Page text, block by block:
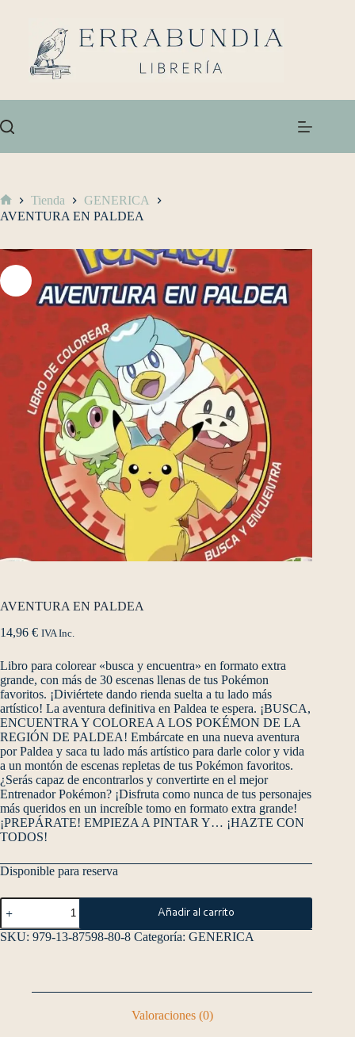
Tienda
GENERICA
AVENTURA EN PALDEA
AVENTURA EN PALDEA
14,96 € IVA Inc.
Libro para colorear «busca y encuentra» en formato extra
grande, con más de 30 escenas llenas de tus Pokémon
favoritos. ¡Diviértete dando rienda suelta a tu lado más
artístico! La aventura definitiva en Paldea te espera. ¡BUSCA,
ENCUENTRA Y COLOREA A LOS POKÉMON DE LA
REGIÓN DE PALDEA! Embárcate en una nueva aventura
por Paldea y saca tu lado más artístico para darle color y vida
a un montón de escenas repletas de tus Pokémon favoritos.
¿Serás capaz de encontrarlos y convertirte en el mejor
Entrenador Pokémon? ¡Disfruta como nunca de tus personajes
más queridos en un increíble tomo en formato extra grande!
¡PREPÁRATE! EMPIEZA A PINTAR Y… ¡HAZTE CON
TODOS!
Disponible para reserva
Añadir al carrito
SKU: 979-13-87598-80-8 Categoría: GENERICA
Valoraciones (0)